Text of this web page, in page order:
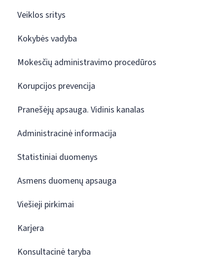
Veiklos sritys
Kokybės vadyba
Mokesčių administravimo procedūros
Korupcijos prevencija
Pranešėjų apsauga. Vidinis kanalas
Administracinė informacija
Statistiniai duomenys
Asmens duomenų apsauga
Viešieji pirkimai
Karjera
Konsultacinė taryba